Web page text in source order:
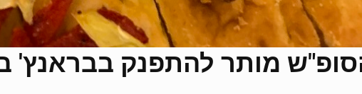
מותר להתפנק בבראנץ'